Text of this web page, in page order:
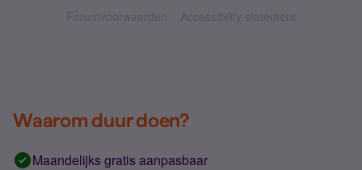
Forumvoorwaarden Accessibility statement
Waarom duur doen?
Maandelijks gratis aanpasbaar